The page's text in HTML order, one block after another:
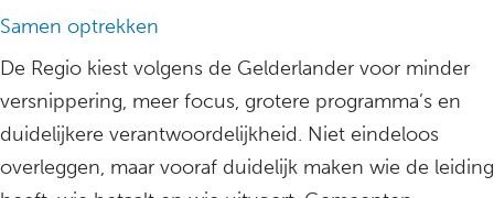
Samen optrekken
De Regio kiest volgens de Gelderlander voor minder
versnippering, meer focus, grotere programma’s en
duidelijkere verantwoordelijkheid. Niet eindeloos
overleggen, maar vooraf duidelijk maken wie de leiding